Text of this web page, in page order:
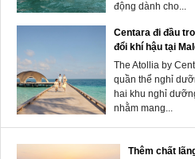
động dành cho...
Centara đi đầu
đổi khí hậu tại
The Atollia by
quần thể nghỉ
hai khu nghỉ
nhằm mang...
Thêm chất